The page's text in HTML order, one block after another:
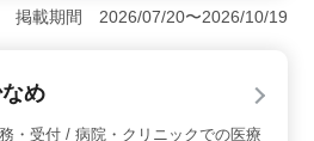
フが在籍しており、これまでの
＞ マイカー通勤が可能です。交
掲載期間 2026/07/20〜2026/10/19
め
・クリニックでの医療